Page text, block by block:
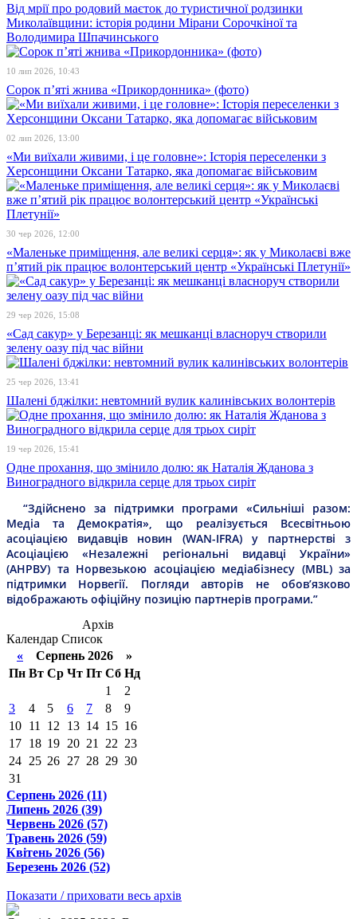
Від мрії про родовий маєток до туристичної родзинки
Миколаївщини: історія родини Мірани Сорочкіної та
Володимира Шпачинського
10 лип 2026, 10:43
Сорок п’яті жнива «Прикордонника» (фото)
02 лип 2026, 13:00
«Ми виїхали живими, і це головне»: Історія переселенки з
Херсонщини Оксани Татарко, яка допомагає військовим
30 чер 2026, 12:00
«Маленьке приміщення, але великі серця»: як у Миколаєві вже
п’ятий рік працює волонтерський центр «Українські Плетунії»
29 чер 2026, 15:08
«Сад сакур» у Березанці: як мешканці власноруч створили
зелену оазу під час війни
25 чер 2026, 13:41
Шалені бджілки: невтомний вулик калинівських волонтерів
19 чер 2026, 15:41
Одне прохання, що змінило долю: як Наталія Жданова з
Виноградного відкрила серце для трьох сиріт
“Здійснено за підтримки програми «Сильніші разом:
Медіа та Демократія», що реалізується Всесвітньою
асоціацією видавців новин (WAN-IFRA) у партнерстві з
Асоціацією «Незалежні регіональні видавці України»
(АНРВУ) та Норвезькою асоціацією медіабізнесу (MBL) за
підтримки Норвегії. Погляди авторів не обов’язково
відображають офіційну позицію партнерів програми.”
Архів
Календар Список
« Серпень 2026 »
Пн Вт Ср Чт Пт Сб Нд
1
2
3
4 5 6 7 8
9
10 11 12 13 14 15 16
17 18 19 20 21 22 23
24 25 26 27 28 29 30
31
Серпень 2026 (11)
Липень 2026 (39)
Червень 2026 (57)
Травень 2026 (59)
Квітень 2026 (56)
Березень 2026 (52)
Показати / приховати весь архів